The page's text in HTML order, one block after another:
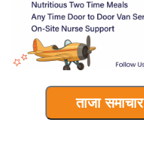
ताजा समाचार